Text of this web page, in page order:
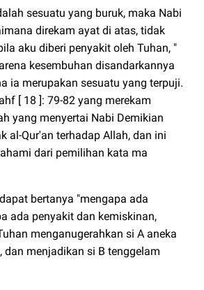
sesuatu yang buruk, maka Nabi
direkam ayat di atas, tidak
aku diberi penyakit oleh Tuhan, "
kesembuhan disandarkannya
ia merupakan sesuatu yang terpuji.
[ 18 ]: 79-82 yang merekam
yang menyertai Nabi Demikian
al-Qur'an terhadap Allah, dan ini
dari pemilihan kata ma
bertanya "mengapa ada
ada penyakit dan kemiskinan,
menganugerahkan si A aneka
dan menjadikan si B tenggelam